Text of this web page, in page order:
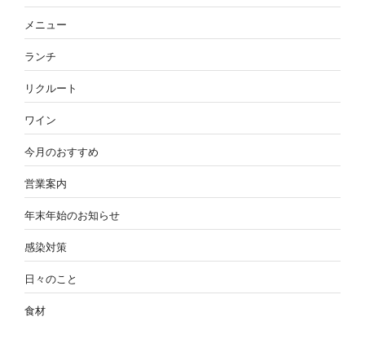
メニュー
ランチ
リクルート
ワイン
今月のおすすめ
営業案内
年末年始のお知らせ
感染対策
日々のこと
食材